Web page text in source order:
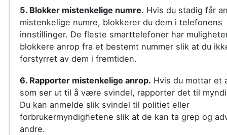
5. Blokker mistenkelige numre. Hvis du stadig får
mistenkelige numre, blokkerer du dem i telefonens
innstillinger. De fleste smarttelefoner har
blokkere anrop fra et bestemt nummer slik at du
forstyrret av dem i fremtiden.
6. Rapporter mistenkelige anrop. Hvis du mottar et
som ser ut til å være svindel, rapporter det til
Du kan anmelde slik svindel til politiet eller
forbrukermyndighetene slik at de kan ta grep og
andre.